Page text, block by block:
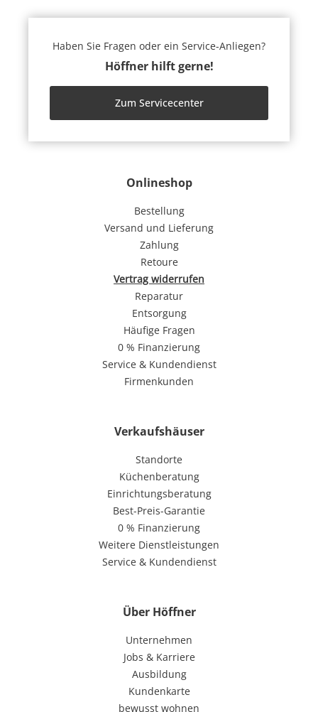
Onlineshop
Bestellung
Versand und Lieferung
Zahlung
Retoure
Vertrag widerrufen
Reparatur
Entsorgung
Häufige Fragen
0 % Finanzierung
Service & Kundendienst
Firmenkunden
Verkaufshäuser
Standorte
Küchenberatung
Einrichtungsberatung
Best-Preis-Garantie
0 % Finanzierung
Weitere Dienstleistungen
Service & Kundendienst
Über Höffner
Unternehmen
Jobs & Karriere
Ausbildung
Kundenkarte
bewusst wohnen
Haben Sie Fragen oder ein Service-Anliegen?
Höffner hilft gerne!
Zum Servicecenter